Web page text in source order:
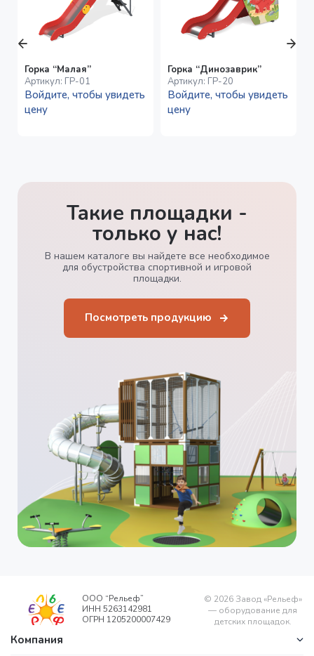
Горка “Малая”
Артикул: ГР-01
Войдите, чтобы увидеть
цену
Горка “Динозаврик”
Артикул: ГР-20
Войдите, чтобы увидеть
цену
Такие площадки -
только у нас!
В нашем каталоге вы найдете все необходимое
для обустройства спортивной и игровой
площадки.
Посмотреть продукцию
ООО “Рельеф”
ИНН 5263142981
ОГРН 1205200007429
© 2026Завод «Рельеф»
— оборудование для
детских площадок.
Компания